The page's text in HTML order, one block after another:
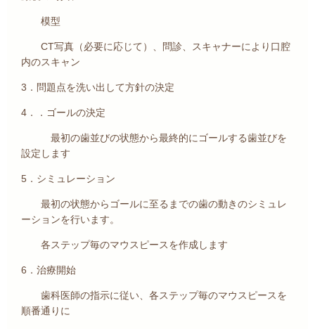
模型
CT写真（必要に応じて）、問診、スキャナーにより口腔
内のスキャン
3．問題点を洗い出して方針の決定
4．．ゴールの決定
最初の歯並びの状態から最終的にゴールする歯並びを
設定します
5．シミュレーション
最初の状態からゴールに至るまでの歯の動きのシミュレ
ーションを行います。
各ステップ毎のマウスピースを作成します
6．治療開始
歯科医師の指示に従い、各ステップ毎のマウスピースを
順番通りに